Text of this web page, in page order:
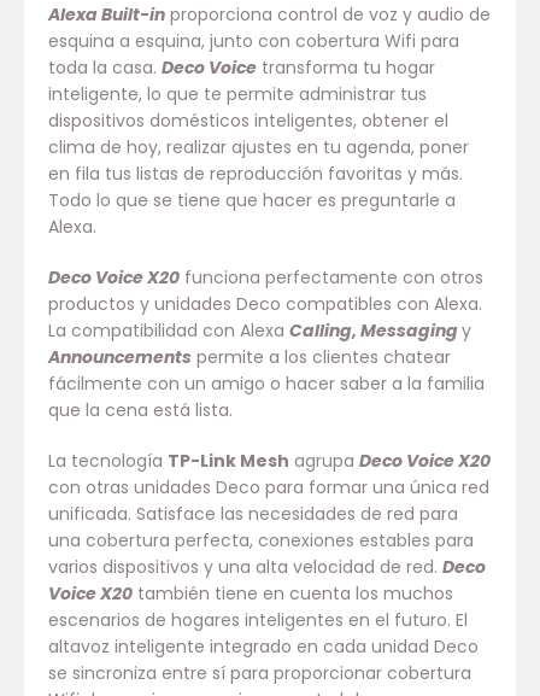
Alexa Built-in proporciona control de voz y audio de
esquina a esquina, junto con cobertura Wifi para
toda la casa. Deco Voice transforma tu hogar
inteligente, lo que te permite administrar tus
dispositivos domésticos inteligentes, obtener el
clima de hoy, realizar ajustes en tu agenda, poner
en fila tus listas de reproducción favoritas y más.
Todo lo que se tiene que hacer es preguntarle a
Alexa.
Deco Voice X20 funciona perfectamente con otros
productos y unidades Deco compatibles con Alexa.
La compatibilidad con Alexa Calling, Messagingy
Announcements permite a los clientes chatear
fácilmente con un amigo o hacer saber a la familia
que la cena está lista.
La tecnología TP-Link Mesh agrupa Deco Voice X20
con otras unidades Deco para formar una única red
unificada. Satisface las necesidades de red para
una cobertura perfecta, conexiones estables para
varios dispositivos y una alta velocidad de red. Deco
Voice X20 también tiene en cuenta los muchos
escenarios de hogares inteligentes en el futuro. El
altavoz inteligente integrado en cada unidad Deco
se sincroniza entre sí para proporcionar cobertura